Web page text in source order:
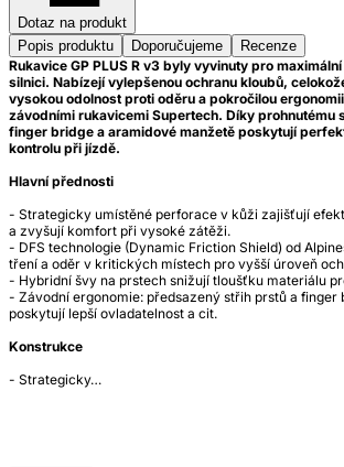
Dotaz na produkt
Popis produktu
Doporučujeme
Recenze
Rukavice GP PLUS R v3 byly vyvinuty pro
silnici. Nabízejí vylepšenou ochranu kloubů,
vysokou odolnost proti oděru a pokročilou
závodními rukavicemi Supertech. Díky prohnutému
finger bridge a aramidové manžetě poskytují
kontrolu při jízdě.
Hlavní přednosti
- Strategicky umístěné perforace v kůži zajišťují
a zvyšují komfort při vysoké zátěži.
- DFS technologie (Dynamic Friction Shield) od
tření a oděr v kritických místech pro vyšší úroveň
- Hybridní švy na prstech snižují tloušťku materiálu
- Závodní ergonomie: předsazený střih prstů a finger
poskytují lepší ovladatelnost a cit.
Konstrukce
- Strategicky…